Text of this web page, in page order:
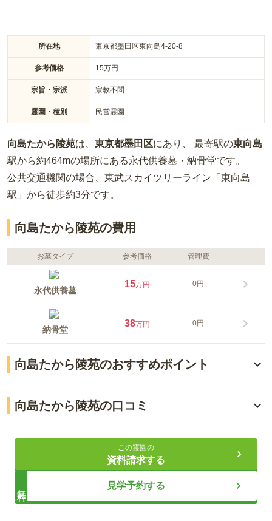
所在地 東京都墨田区東向島4-20-8
参考価格 15万円
宗旨・宗派 宗教不問
霊園・種別 民営霊園
向島たから陵苑は、 東京都墨田区にあり、 最寄駅の東向島
駅から約464mの場所にある永代供養墓・納骨堂です。
公共交通機関の場合、東武スカイツリーライン「東向島
駅」から徒歩約3分です。
向島たから陵苑の費用
お墓タイプ 参考価格 管理費
永代供養墓
15万円 0円
納骨堂
38万円 0円
向島たから陵苑のおすすめポイント
愛するペットと永遠に寄り添う
ライフドット編集部
向島たから陵苑の口コミ
60代・男性
自宅から近く車で20分程で着きますが、道が狭く、駅近なの
で通行人も多い。
この霊園の
資料請求する
見学予約する